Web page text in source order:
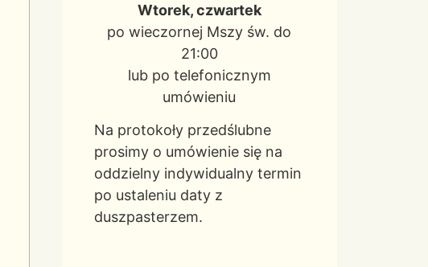
Wtorek, czwartek
po wieczornej Mszy św. do
21:00
lub po telefonicznym
umówieniu
Na protokoły przedślubne
prosimy o umówienie się na
oddzielny indywidualny termin
po ustaleniu daty z
duszpasterzem.